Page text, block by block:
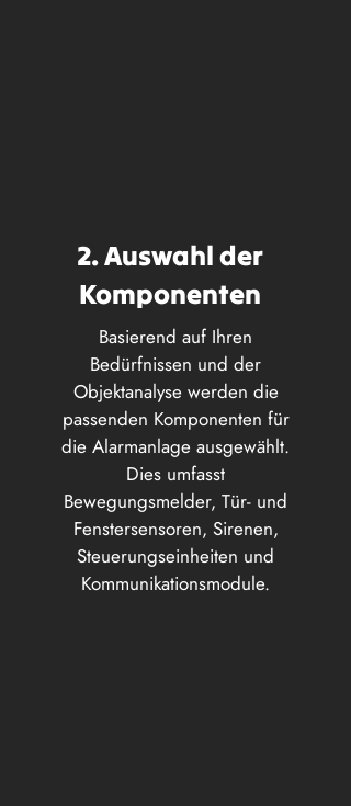
2. Auswahl der
Komponenten
Basierend auf Ihren
Bedürfnissen und der
Objektanalyse werden die
passenden Komponenten für
die Alarmanlage ausgewählt.
Dies umfasst
Bewegungsmelder, Tür- und
Fenstersensoren, Sirenen,
Steuerungseinheiten und
Kommunikationsmodule.